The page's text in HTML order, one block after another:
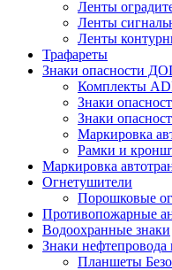
Ленты
Ленты
Ленты
Трафареты
Знаки опасности
Комплекты
Знаки
Знаки
Маркировка
Рамки и
Маркировка
Огнетушители
Порошковые
Противопожарные
Водоохранные знаки
Знаки нефтепровода
Планшеты